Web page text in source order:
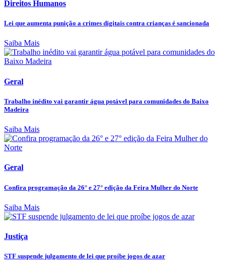
Direitos Humanos
Lei que aumenta punição a crimes digitais contra crianças é sancionada
Saiba Mais
Geral
Trabalho inédito vai garantir água potável para comunidades do Baixo
Madeira
Saiba Mais
Geral
Confira programação da 26° e 27° edição da Feira Mulher do Norte
Saiba Mais
Justiça
STF suspende julgamento de lei que proíbe jogos de azar